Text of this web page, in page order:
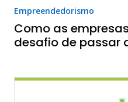
Empreendedorismo
Como as
desafio de passar